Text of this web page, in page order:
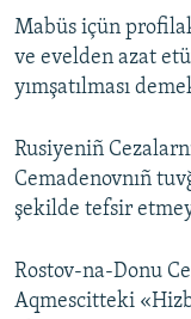
Mabüs içün
ve evelden azat
yımşatılması
Rusiyeniñ
Cemadenovnıñ
şekilde tefsir
Rostov-na-Donu
Aqmescitteki